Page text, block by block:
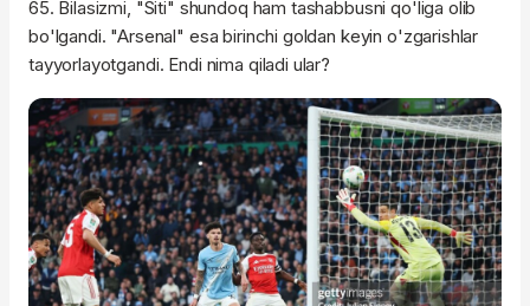
65. Bilasizmi, "Siti" shundoq ham tashabbusni qo'liga olib
bo'lgandi. "Arsenal" esa birinchi goldan keyin o'zgarishlar
tayyorlayotgandi. Endi nima qiladi ular?